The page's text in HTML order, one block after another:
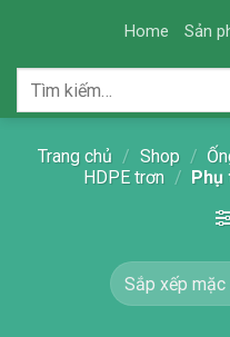
content
Home Sản
Tìm
Trang chủ / Shop /
HDPE trơn / Phụ